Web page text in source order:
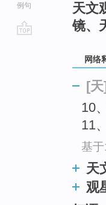
例句
天文
镜、
网络
[
10
11
基
天
观